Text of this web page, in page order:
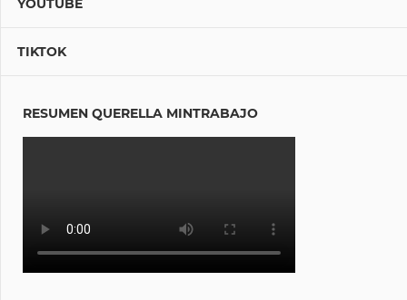
YOUTUBE
TIKTOK
RESUMEN QUERELLA MINTRABAJO